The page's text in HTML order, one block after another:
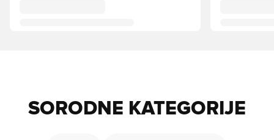
SORODNE KATEGORIJE